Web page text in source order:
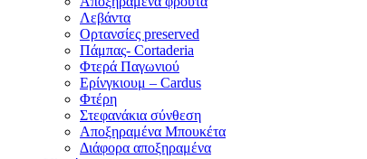
Λεβάντα
Ορτανσίες preserved
Πάμπας- Cortaderia
Φτερά Παγωνιού
Ερίνγκιουμ – Cardus
Φτέρη
Στεφανάκια σύνθεση
Αποξηραμένα Μπουκέτα
Διάφορα αποξηραμένα